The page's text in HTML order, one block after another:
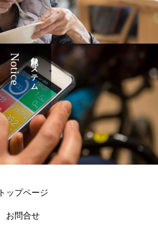
記録システム
Notice
トップページ
お問合せ